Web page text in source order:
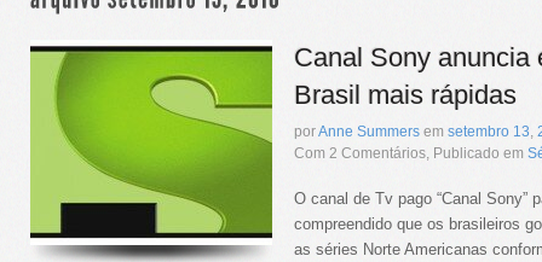
Canal Sony anuncia
Brasil mais rápidas
porAnne Summers em setembro 13,
Com 2 Comentários, Publicado em
O canal de Tv pago “Canal Sony”
compreendido que os brasileiros
as séries Norte Americanas